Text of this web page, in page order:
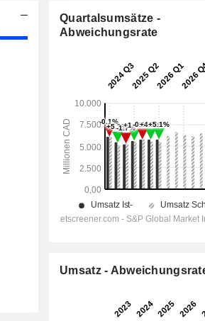
Quartalsumsätze -
Abweichungsrate
Umsatz -